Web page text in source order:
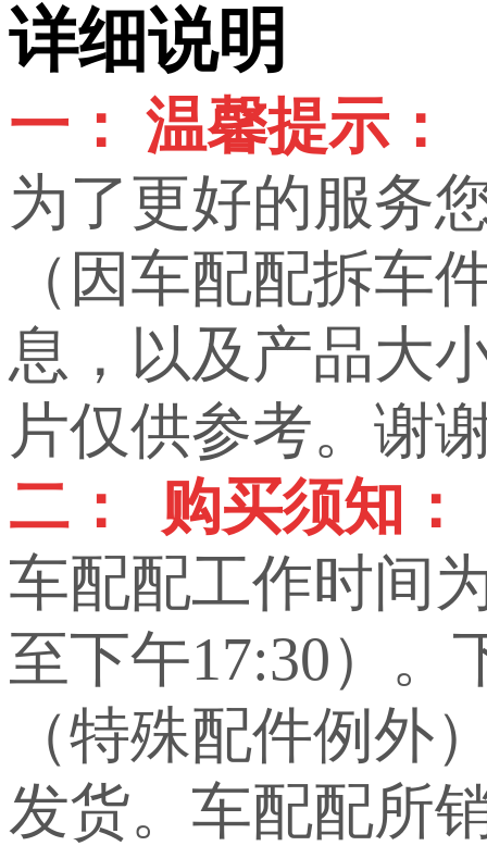
详细说明
一： 温馨提示：
为了更好的服务
（因车配配拆车
息，以及产品大
片仅供参考。谢
二： 购买须知：
车配配工作时间
至下午17:30）。
（特殊配件例外
发货。车配配所